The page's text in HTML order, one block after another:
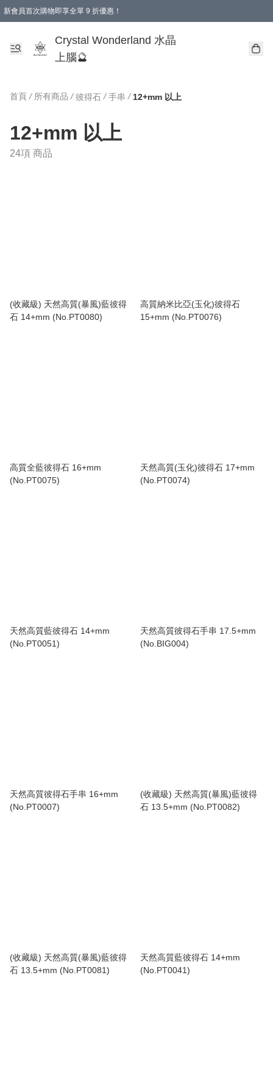
新會員首次購物即享全單 9 折優惠！
Crystal Wonderland 水晶
上腦🔮
首頁 / 所有商品 / 彼得石 / 手串 / 12+mm 以上
12+mm 以上
24項 商品
(收藏級) 天然高質(暴風)藍彼得
石 14+mm (No.PT0080)
高質納米比亞(玉化)彼得石
15+mm (No.PT0076)
高質全藍彼得石 16+mm
(No.PT0075)
天然高質(玉化)彼得石 17+mm
(No.PT0074)
天然高質藍彼得石 14+mm
(No.PT0051)
天然高質彼得石手串 17.5+mm
(No.BIG004)
天然高質彼得石手串 16+mm
(No.PT0007)
(收藏級) 天然高質(暴風)藍彼得
石 13.5+mm (No.PT0082)
(收藏級) 天然高質(暴風)藍彼得
石 13.5+mm (No.PT0081)
天然高質藍彼得石 14+mm
(No.PT0041)